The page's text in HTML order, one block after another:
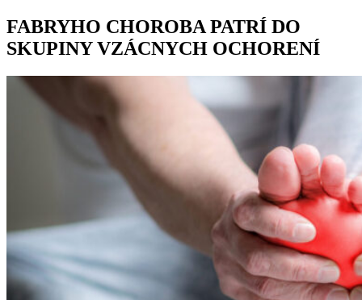
FABRYHO CHOROBA PATRÍ DO
SKUPINY VZÁCNYCH OCHORENÍ